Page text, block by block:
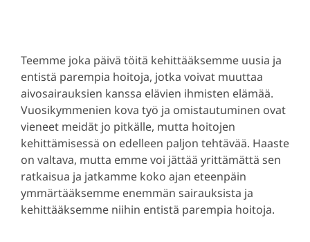
Teemme joka päivä töitä kehittääksemme uusia ja
entistä parempia hoitoja, jotka voivat muuttaa
aivosairauksien kanssa elävien ihmisten elämää.
Vuosikymmenien kova työ ja omistautuminen ovat
vieneet meidät jo pitkälle, mutta hoitojen
kehittämisessä on edelleen paljon tehtävää. Haaste
on valtava, mutta emme voi jättää yrittämättä sen
ratkaisua ja jatkamme koko ajan eteenpäin
ymmärtääksemme enemmän sairauksista ja
kehittääksemme niihin entistä parempia hoitoja.